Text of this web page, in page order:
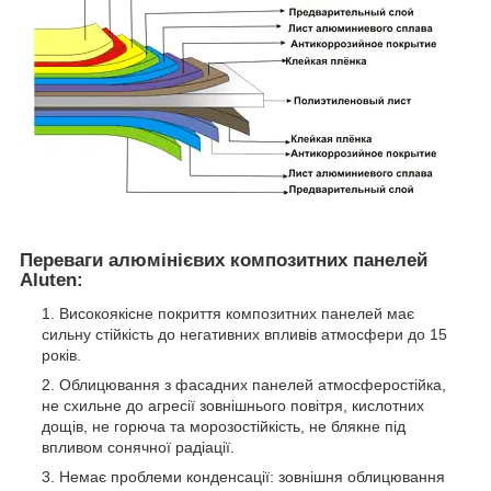
Переваги алюмінієвих композитних панелей
Aluten:
Високоякісне покриття композитних панелей має
сильну стійкість до негативних впливів атмосфери до 15
років.
Облицювання з фасадних панелей атмосферостійка,
не схильне до агресії зовнішнього повітря, кислотних
дощів, не горюча та морозостійкість, не блякне під
впливом сонячної радіації.
Немає проблеми конденсації: зовнішня облицювання